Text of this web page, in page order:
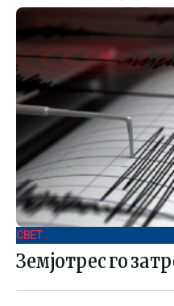
СВЕТ .
Земјотрес го